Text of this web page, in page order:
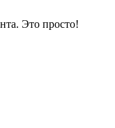
Это просто!